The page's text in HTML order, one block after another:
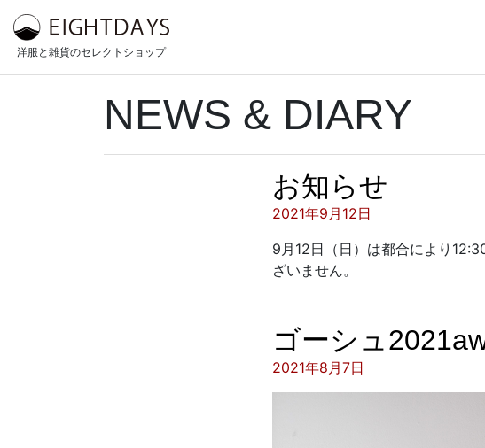
コンテンツへスキップ
洋服と雑貨のセレクトショップ
NEWS & DIARY
お知らせ
投稿日:
2021年9月12日
9月12日（日）は都合により
ざいません。
ゴーシュ
投稿日:
2021年8月7日